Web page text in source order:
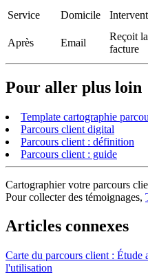
Service
Domicile
Après
Email
Reçoit la
facture
Pour aller plus loin
Template cartographie
Parcours client digital
Parcours client : définition
Parcours client : guide
Cartographier votre parcours
Pour collecter des témoignages,
Articles connexes
Carte du parcours client : Étude
l'utilisation